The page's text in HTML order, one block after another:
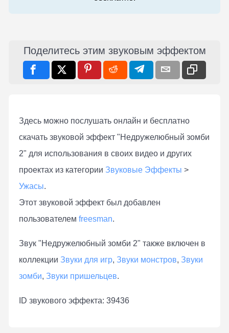
Поделитесь этим звуковым эффектом
Здесь можно послушать онлaйн и бесплатно
скачать звуковой эффект "Недружелюбный зомби
2" для использования в своих видео и других
проектах из категории Звуковые Эффекты >
Ужасы.
Этот звуковой эффект был добавлен
пользователем freesman.
Звук "Недружелюбный зомби 2" также включен в
коллекции Звуки для игр, Звуки монстров, Звуки
зомби, Звуки пришельцев.
ID звукового эффекта: 39436